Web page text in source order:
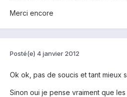
Merci encore
Posté(e) 4 janvier 2012
Ok ok, pas de soucis et tant mieux
Sinon oui je pense vraiment que